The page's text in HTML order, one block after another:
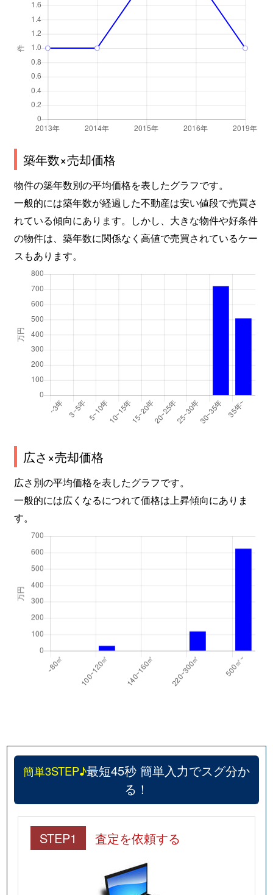
築年数×売却価格
物件の築年数別の平均価格を表したグラフです。
一般的には築年数が経過した不動産は安い値段で売買さ
れている傾向にあります。しかし、大きな物件や好条件
の物件は、築年数に関係なく高値で売買されているケー
スもあります。
広さ×売却価格
広さ別の平均価格を表したグラフです。
一般的には広くなるにつれて価格は上昇傾向にありま
す。
簡単3STEP♪最短45秒 簡単入力でスグ分か
る！
STEP1 査定を依頼する